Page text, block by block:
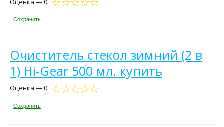
Оценка — 0
Сохранить
Очиститель стекол зимний (2 в
1) Hi-Gear 500 мл. купить
Оценка — 0
Сохранить